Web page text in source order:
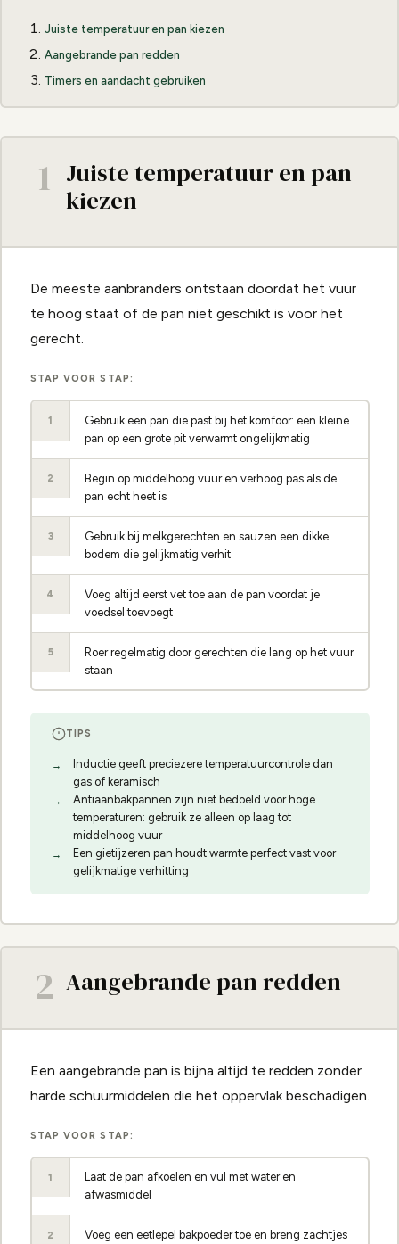
Juiste temperatuur en pan kiezen
Aangebrande pan redden
Timers en aandacht gebruiken
1 Juiste temperatuur en pan
kiezen
De meeste aanbranders ontstaan doordat het vuur
te hoog staat of de pan niet geschikt is voor het
gerecht.
STAP VOOR STAP:
1
Gebruik een pan die past bij het komfoor: een kleine
pan op een grote pit verwarmt ongelijkmatig
2
Begin op middelhoog vuur en verhoog pas als de
pan echt heet is
3
Gebruik bij melkgerechten en sauzen een dikke
bodem die gelijkmatig verhit
4
Voeg altijd eerst vet toe aan de pan voordat je
voedsel toevoegt
5
Roer regelmatig door gerechten die lang op het vuur
staan
TIPS
Inductie geeft preciezere temperatuurcontrole dan
gas of keramisch
Antiaanbakpannen zijn niet bedoeld voor hoge
temperaturen: gebruik ze alleen op laag tot
middelhoog vuur
Een gietijzeren pan houdt warmte perfect vast voor
gelijkmatige verhitting
2 Aangebrande pan redden
Een aangebrande pan is bijna altijd te redden zonder
harde schuurmiddelen die het oppervlak beschadigen.
STAP VOOR STAP:
1
Laat de pan afkoelen en vul met water en
afwasmiddel
2 Voeg een eetlepel bakpoeder toe en breng zachtjes